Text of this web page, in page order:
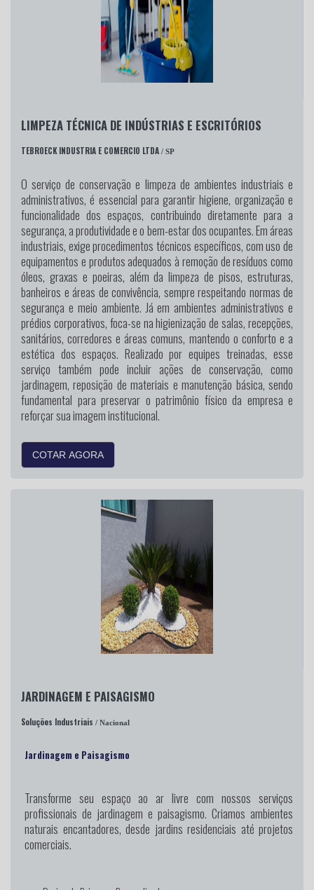
LIMPEZA TÉCNICA DE INDÚSTRIAS E ESCRITÓRIOS
TEBROECK INDUSTRIA E COMERCIO LTDA / SP
O serviço de conservação e limpeza de ambientes industriais e
administrativos, é essencial para garantir higiene, organização e
funcionalidade dos espaços, contribuindo diretamente para a
segurança, a produtividade e o bem-estar dos ocupantes. Em áreas
industriais, exige procedimentos técnicos específicos, com uso de
equipamentos e produtos adequados à remoção de resíduos como
óleos, graxas e poeiras, além da limpeza de pisos, estruturas,
banheiros e áreas de convivência, sempre respeitando normas de
segurança e meio ambiente. Já em ambientes administrativos e
prédios corporativos, foca-se na higienização de salas, recepções,
sanitários, corredores e áreas comuns, mantendo o conforto e a
estética dos espaços. Realizado por equipes treinadas, esse
serviço também pode incluir ações de conservação, como
jardinagem, reposição de materiais e manutenção básica, sendo
fundamental para preservar o patrimônio físico da empresa e
reforçar sua imagem institucional.
COTAR AGORA
JARDINAGEM E PAISAGISMO
Soluções Industriais / Nacional
Jardinagem e Paisagismo
Transforme seu espaço ao ar livre com nossos serviços
profissionais de jardinagem e paisagismo. Criamos ambientes
naturais encantadores, desde jardins residenciais até projetos
comerciais.